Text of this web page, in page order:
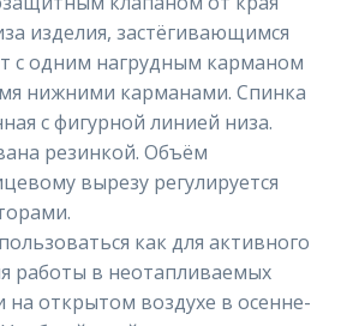
изделия, застёгивающимся
с одним нагрудным карманом
нижними карманами. Спинка
с фигурной линией низа.
резинкой. Объём
вырезу регулируется
как для активного
работы в неотапливаемых
открытом воздухе в осенне-